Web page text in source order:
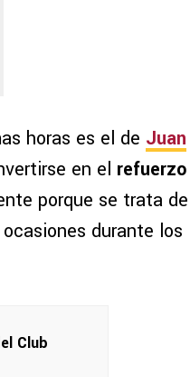
horas es el de Juan
en el refuerzo
porque se trata de
durante los
Club